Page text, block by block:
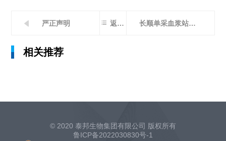
严正声明  返回列表 长顺单采血浆站正式投入运营 以合规安全为核心保障血浆质量
相关推荐
© 2020 泰邦生物集团有限公司 版权所有
鲁ICP备2022030830号-1